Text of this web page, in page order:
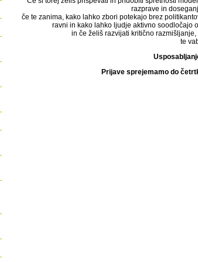
razprave in
če te zanima, kako lahko zbori potekajo brez
ravni in kako lahko ljudje aktivno soodločajo
in če želiš razvijati kritično
te
Prijave sprejemamo do